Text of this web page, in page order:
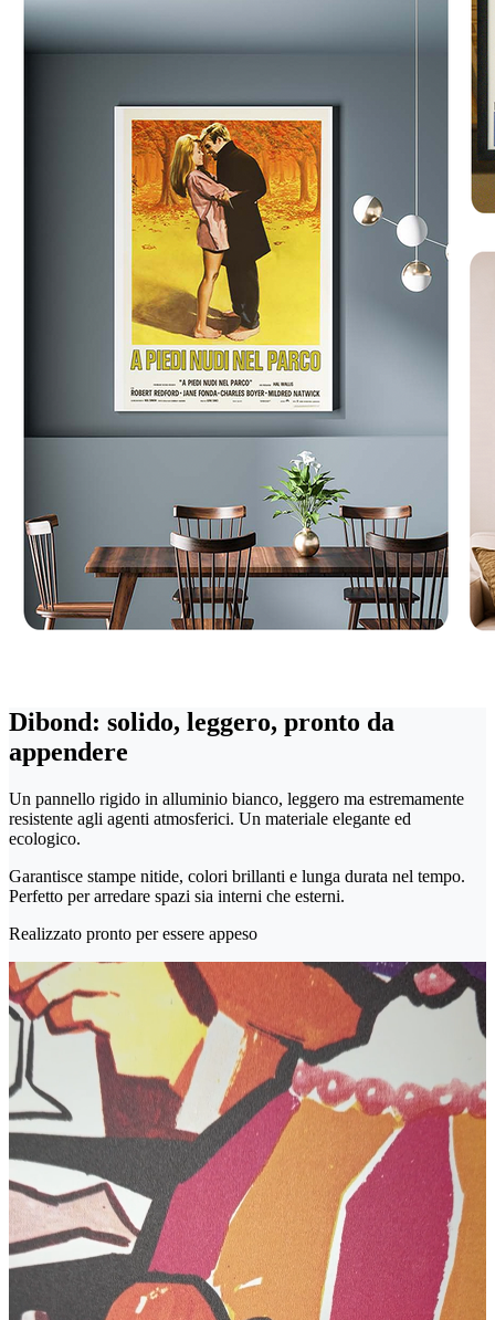
Dibond: solido, leggero, pronto da
appendere
Un pannello rigido in alluminio bianco, leggero ma estremamente
resistente agli agenti atmosferici. Un materiale elegante ed
ecologico.
Garantisce stampe nitide, colori brillanti e lunga durata nel tempo.
Perfetto per arredare spazi sia interni che esterni.
Realizzato pronto per essere appeso